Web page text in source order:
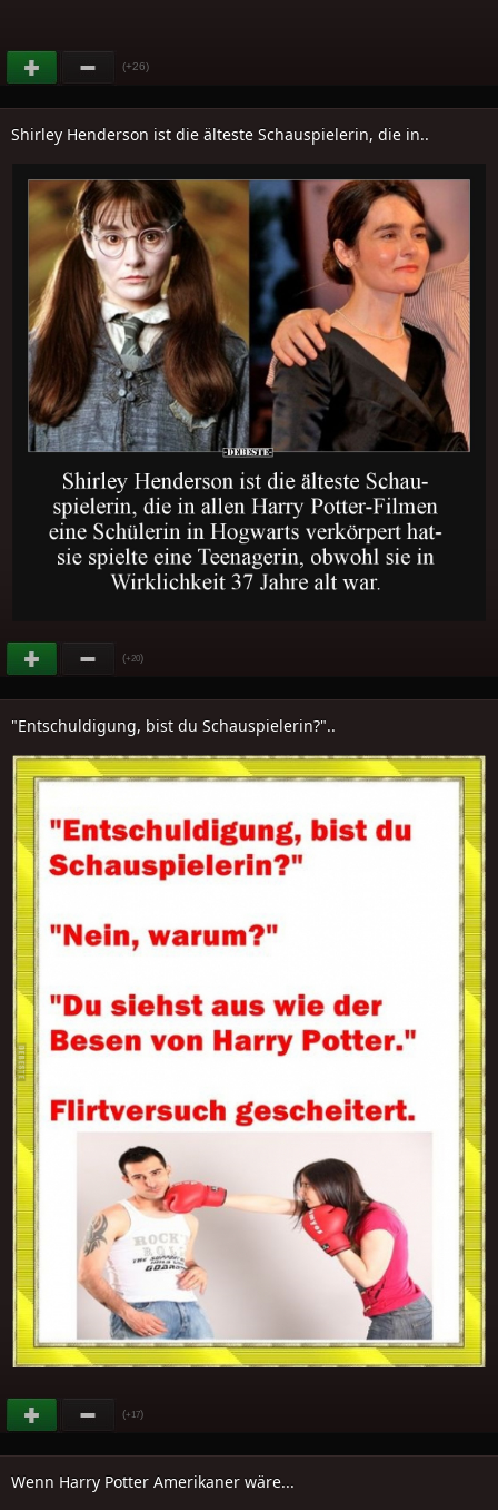
(+26)
Shirley Henderson ist die älteste Schauspielerin, die in..
(+20)
"Entschuldigung, bist du Schauspielerin?"..
(+17)
Wenn Harry Potter Amerikaner wäre...